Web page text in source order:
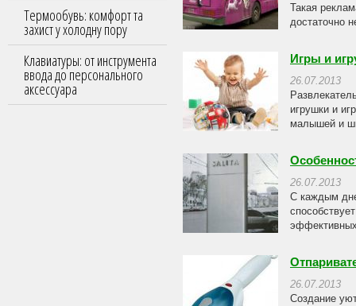
Термообувь: комфорт та
захист у холодну пору
Клавиатуры: от инструмента
ввода до персонального
аксессуара
Такая
достаточно
Игры и
26.07.2013
игрушки и
малышей и
26.07.2013
С каждым
26.07.2013
Создание